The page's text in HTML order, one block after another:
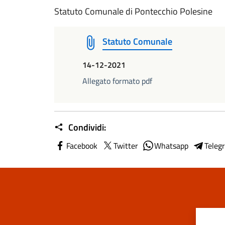
Statuto Comunale di Pontecchio Polesine
Statuto Comunale
14-12-2021
Allegato formato pdf
Condividi:
Facebook Twitter Whatsapp